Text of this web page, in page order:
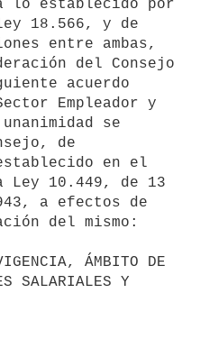
lo establecido por
18.566, y de
entre ambas,
del Consejo
acuerdo
Empleador y
se
de
en el
10.449, de 13
a efectos de
del mismo:
SALARIALES Y